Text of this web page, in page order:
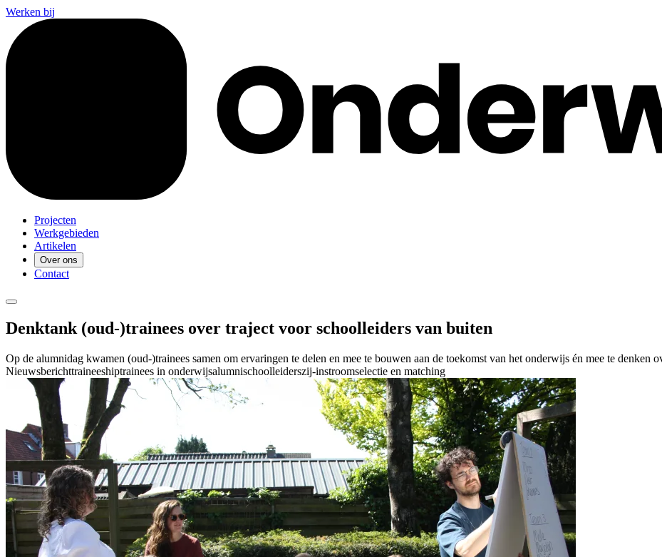
Werken bij
Projecten
Werkgebieden
Artikelen
Over ons
Contact
Denktank (oud-)trainees over traject voor schoolleiders van buiten
Op de alumnidag kwamen (oud-)trainees samen om ervaringen te delen en mee te bouwen aan de toekomst van het onderwijs én mee te denken
Nieuwsberichttraineeshiptrainees in onderwijsalumnischoolleiderszij-instroomselectie en matching